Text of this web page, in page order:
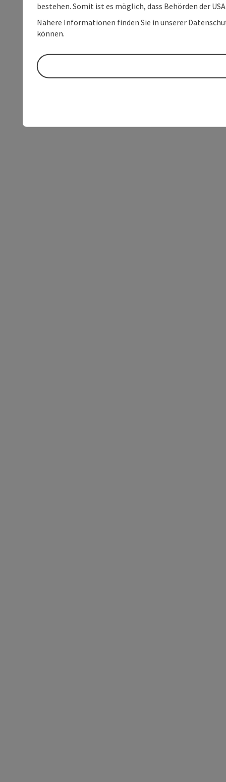
bestehen. Somit ist es möglich, dass Behörden der
Nähere Informationen finden Sie in unserer
können.